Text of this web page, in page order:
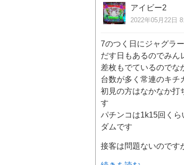
アイビー2
2022年05月22日
7のつく日にジャグラ
だす日もあるのでみん
差枚もでているのでな
台数が多く常連のキチ
初見の方はなかなか打
す
パチンコは1k15回く
ダムです
接客は問題ないのです